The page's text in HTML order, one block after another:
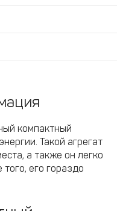
компактный
Такой агрегат
а также он легко
его гораздо